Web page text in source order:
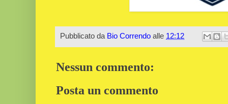
Pubblicato da Bio Correndo alle 12:12
Nessun commento:
Posta un commento